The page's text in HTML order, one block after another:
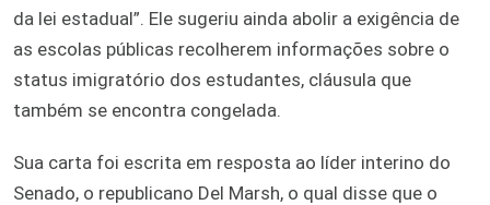
da lei estadual”. Ele sugeriu ainda abolir a exigência de
as escolas públicas recolherem informações sobre o
status imigratório dos estudantes, cláusula que
também se encontra congelada.
Sua carta foi escrita em resposta ao líder interino do
Senado, o republicano Del Marsh, o qual disse que o